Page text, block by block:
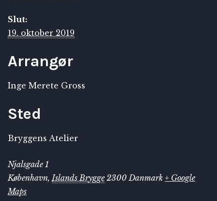
Slut:
19. oktober 2019
Arrangør
Inge Merete Gross
Sted
Bryggens Atelier
Njalsgade 1
København, Islands Brygge 2300 Danmark + Google
Maps